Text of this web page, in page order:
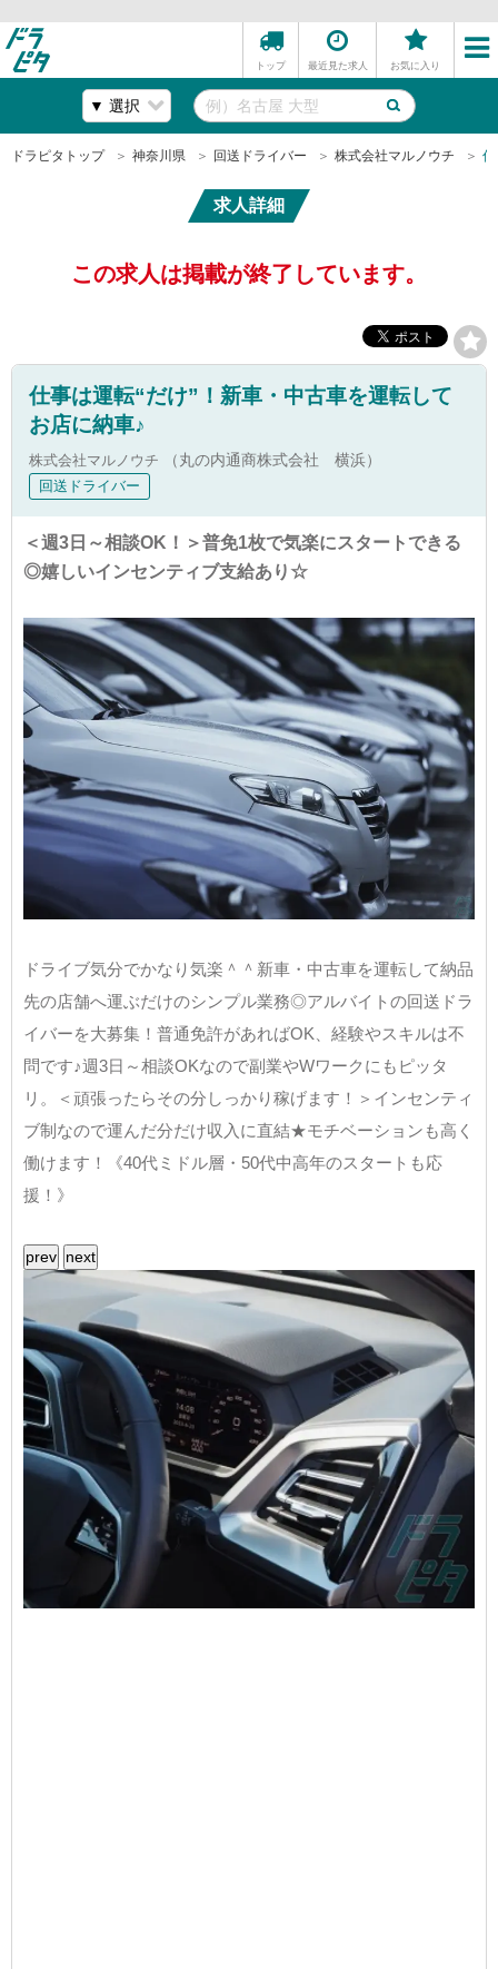
トップ 最近見た求人 お気に入り
ドラピタトップ 神奈川県 回送ドライバー 株式会社マルノウチ
求人詳細
この求人は掲載が終了しています。
仕事は運転“だけ”！新車・中古車を運転して
お店に納車♪
株式会社マルノウチ （丸の内通商株式会社 横浜）
回送ドライバー
＜週3日～相談OK！＞普免1枚で気楽にスタートできる
◎嬉しいインセンティブ支給あり☆
ドライブ気分でかなり気楽＾＾新車・中古車を運転して納品
先の店舗へ運ぶだけのシンプル業務◎アルバイトの回送ドラ
イバーを大募集！普通免許があればOK、経験やスキルは不
問です♪週3日～相談OKなので副業やWワークにもピッタ
リ。＜頑張ったらその分しっかり稼げます！＞インセンティ
ブ制なので運んだ分だけ収入に直結★モチベーションも高く
働けます！《40代ミドル層・50代中高年のスタートも応
援！》
prev next